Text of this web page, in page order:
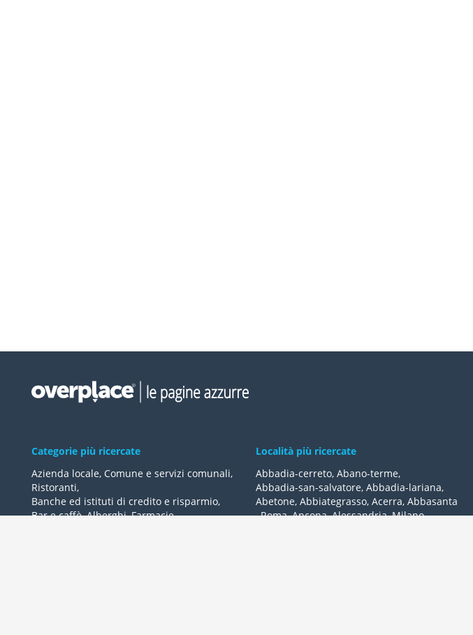
Categorie più ricercate
Azienda locale, Comune e servizi comunali,
Ristoranti,
Banche ed istituti di credito e risparmio,
Bar e caffè,Alberghi,Farmacie,
Località più ricercate
Abbadia-cerreto, Abano-terme,
Abbadia-san-salvatore, Abbadia-lariana,
Abetone, Abbiategrasso, Acerra, Abbasanta
,Roma,Ancona,Alessandria,Milano,